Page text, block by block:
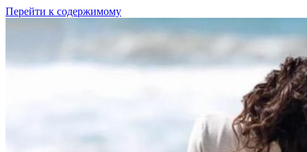
Перейти к содержимому